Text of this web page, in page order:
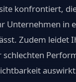
konfrontiert,
Unternehmen in
Zudem leidet